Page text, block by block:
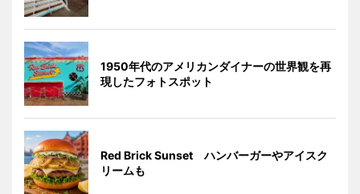
1950年代のアメリカンダイナーの世界観を再
現したフォトスポット
Red Brick Sunset ハンバーガーやアイスク
リームも